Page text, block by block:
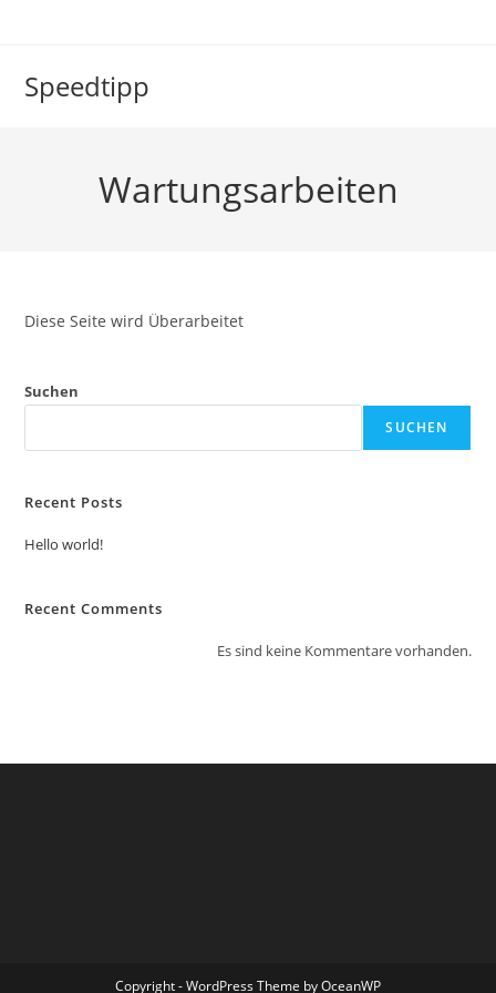
Speedtipp
Wartungsarbeiten
Diese Seite wird Überarbeitet
Suchen
SUCHEN
Recent Posts
Hello world!
Recent Comments
Es sind keine Kommentare vorhanden.
Copyright - WordPress Theme by OceanWP